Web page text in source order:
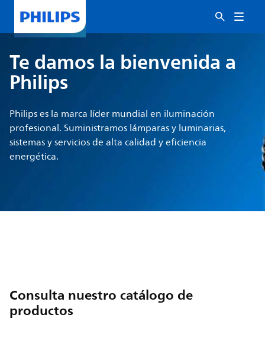
Te damos la bienvenida a
Philips
Philips es la marca líder mundial en iluminación
profesional. Suministramos lámparas y luminarias,
sistemas y servicios de alta calidad y eficiencia
energética.
Consulta nuestro catálogo de
productos